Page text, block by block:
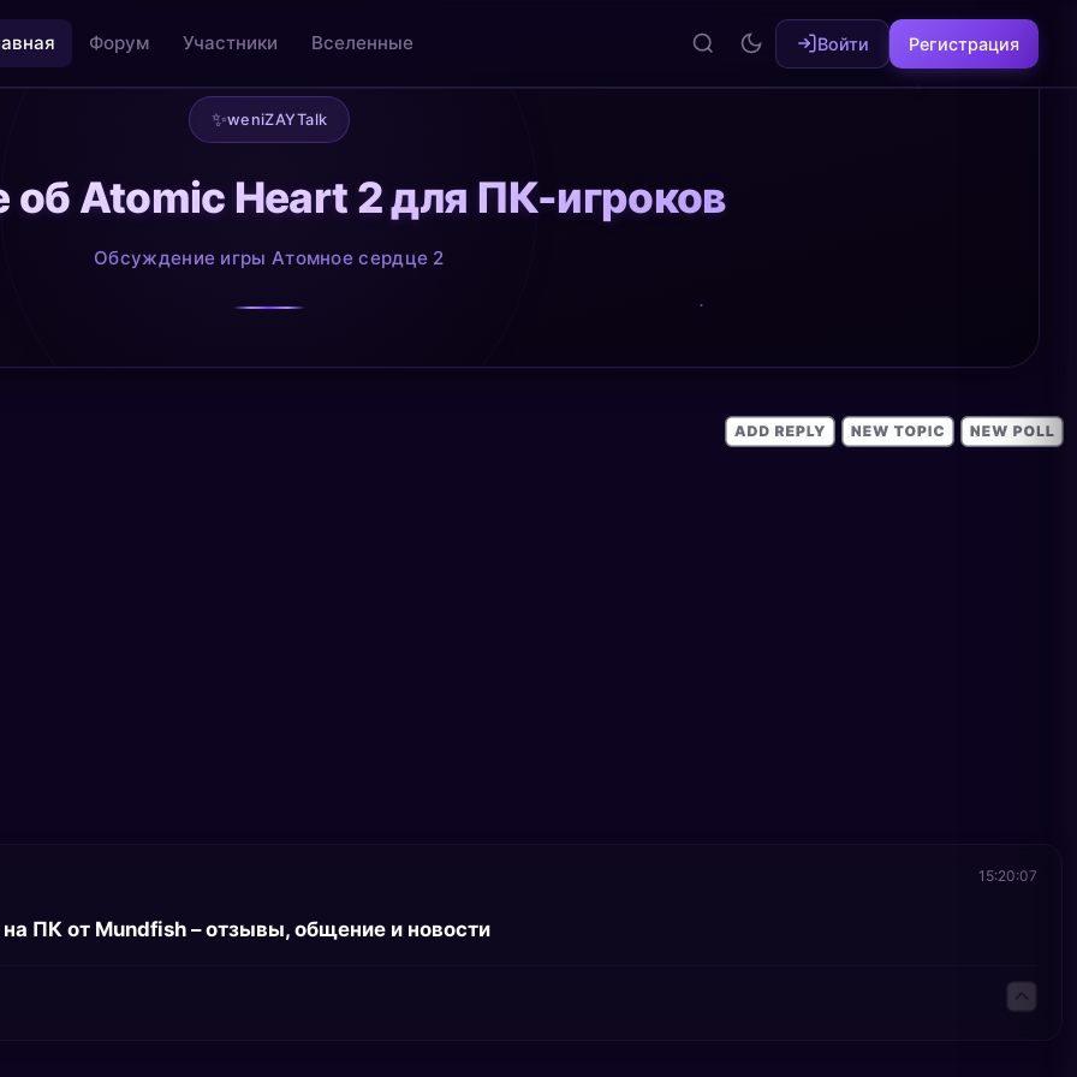
Форум Участники Вселенные Войти Регистрация
Творчество как медитация
✨weniZAYTalk
Atomic Heart 2 для ПК-игроков
Обсуждение игры Атомное сердце 2
15:20:07
ПК от Mundfish – отзывы, общение и новости